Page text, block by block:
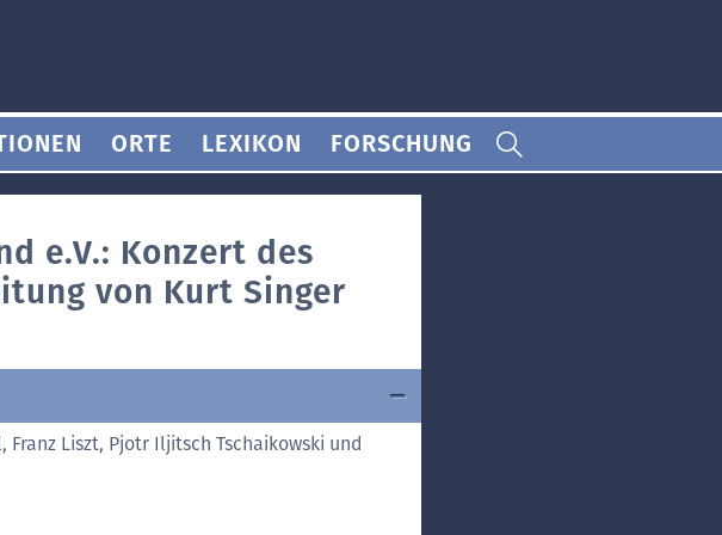
ORTE LEXIKON FORSCHUNG
e.V.: Konzert des
von Kurt Singer
Liszt, Pjotr Iljitsch Tschaikowski und